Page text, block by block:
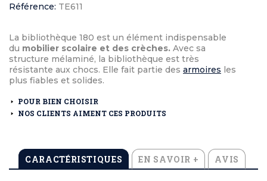
Référence: TE611
La bibliothèque 180 est un élément indispensable
du mobilier scolaire et des crèches. Avec sa
structure mélaminé, la bibliothèque est très
résistante aux chocs. Elle fait partie des armoires les
plus fiables et solides.
POUR BIEN CHOISIR
NOS CLIENTS AIMENT CES PRODUITS
CARACTÉRISTIQUES EN SAVOIR + AVIS